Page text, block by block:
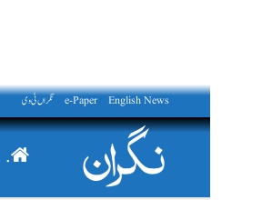
English News
e-Paper نگراں ٹی وی
.